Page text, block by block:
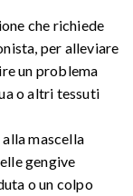
che richiede
per alleviare
un problema
o altri tessuti
mascella
gengive
o un colpo